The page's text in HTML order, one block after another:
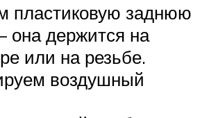
пластиковую заднюю
она держится на
или на резьбе.
воздушный